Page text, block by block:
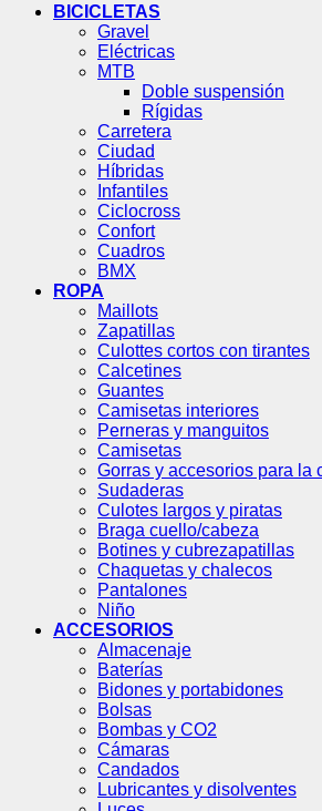
BICICLETAS
Gravel
Eléctricas
MTB
Doble suspensión
Rígidas
Carretera
Ciudad
Híbridas
Infantiles
Ciclocross
Confort
Cuadros
BMX
ROPA
Maillots
Zapatillas
Culottes cortos con tirantes
Calcetines
Guantes
Camisetas interiores
Perneras y manguitos
Camisetas
Gorras y accesorios para la
Sudaderas
Culotes largos y piratas
Braga cuello/cabeza
Botines y cubrezapatillas
Chaquetas y chalecos
Pantalones
Niño
ACCESORIOS
Almacenaje
Baterías
Bidones y portabidones
Bolsas
Bombas y CO2
Cámaras
Candados
Lubricantes y disolventes